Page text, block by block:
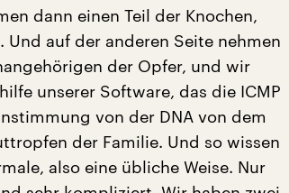
dann einen Teil der Knochen,
auf der anderen Seite nehmen
der Opfer, und wir
unserer Software, das die ICMP
von der DNA von dem
der Familie. Und so wissen
also eine übliche Weise. Nur